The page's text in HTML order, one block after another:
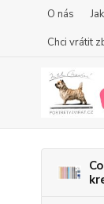
O nás
Chci vrátit